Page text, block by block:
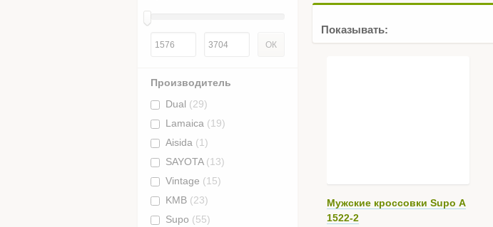
Показывать:
Мужские кроссовки Supo А
1522-2
Производитель
Dual (29)
Lamaica (19)
Aisida (1)
SAYOTA (13)
Vintage (15)
KMB (23)
Supo (55)